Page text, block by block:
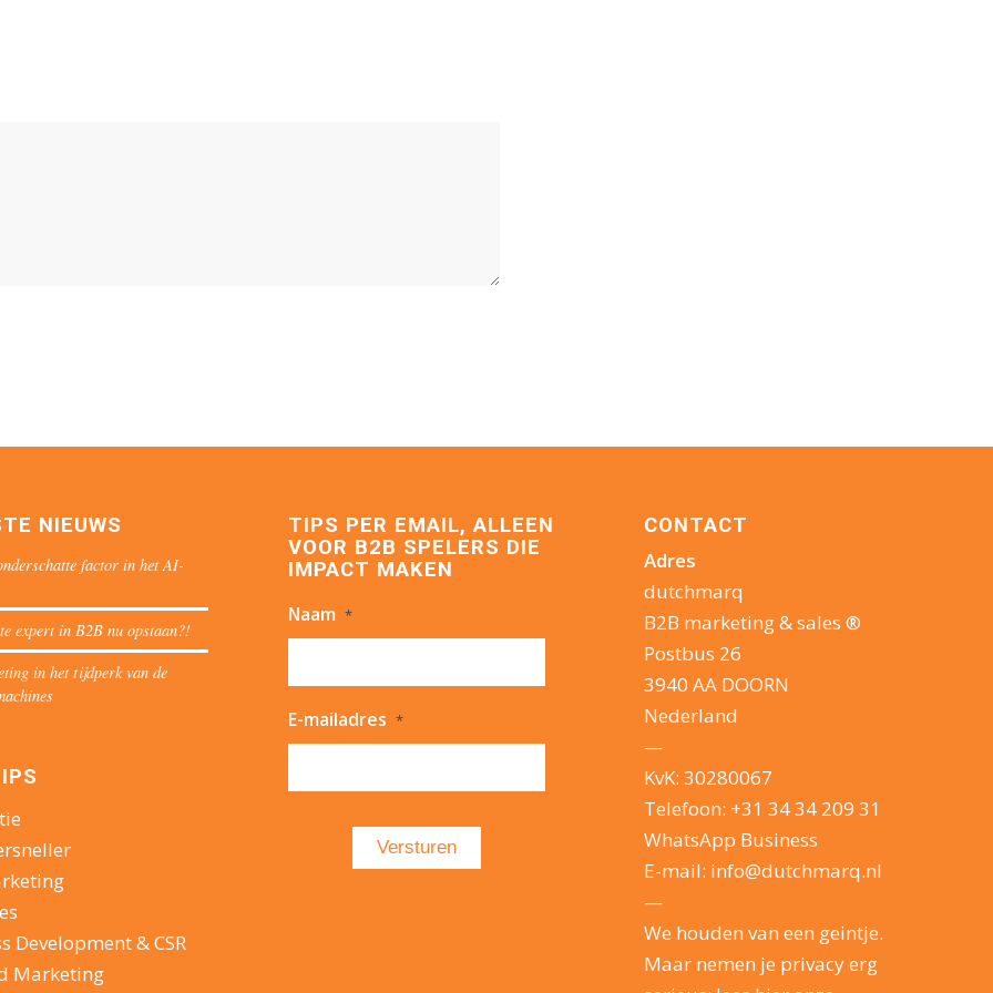
NIEUWS
factor in het AI-
expert in B2B nu opstaan?!
in het tijdperk van de
Development & CSR
Marketing
TIPS PER EMAIL, ALLEEN
VOOR B2B SPELERS DIE
IMPACT MAKEN
Naam *
E-mailadres *
CONTACT
Adres
dutchmarq
B2B marketing & sales ®
Postbus 26
3940 AA DOORN
Nederland
—
KvK: 30280067
Telefoon: +31 34 34 209 31
WhatsApp Business
E-mail: info@dutchmarq.nl
—
We houden van een geintje.
Maar nemen je privacy erg